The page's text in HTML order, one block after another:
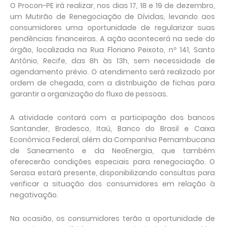
O Procon-PE irá realizar, nos dias 17, 18 e 19 de dezembro,
um Mutirão de Renegociação de Dívidas, levando aos
consumidores uma oportunidade de regularizar suas
pendências financeiras. A ação acontecerá na sede do
órgão, localizada na Rua Floriano Peixoto, nº 141, Santo
Antônio, Recife, das 8h às 13h, sem necessidade de
agendamento prévio. O atendimento será realizado por
ordem de chegada, com a distribuição de fichas para
garantir a organização do fluxo de pessoas.
A atividade contará com a participação dos bancos
Santander, Bradesco, Itaú, Banco do Brasil e Caixa
Econômica Federal, além da Companhia Pernambucana
de Saneamento e da NeoEnergia, que também
oferecerão condições especiais para renegociação. O
Serasa estará presente, disponibilizando consultas para
verificar a situação dos consumidores em relação à
negativação.
Na ocasião, os consumidores terão a oportunidade de